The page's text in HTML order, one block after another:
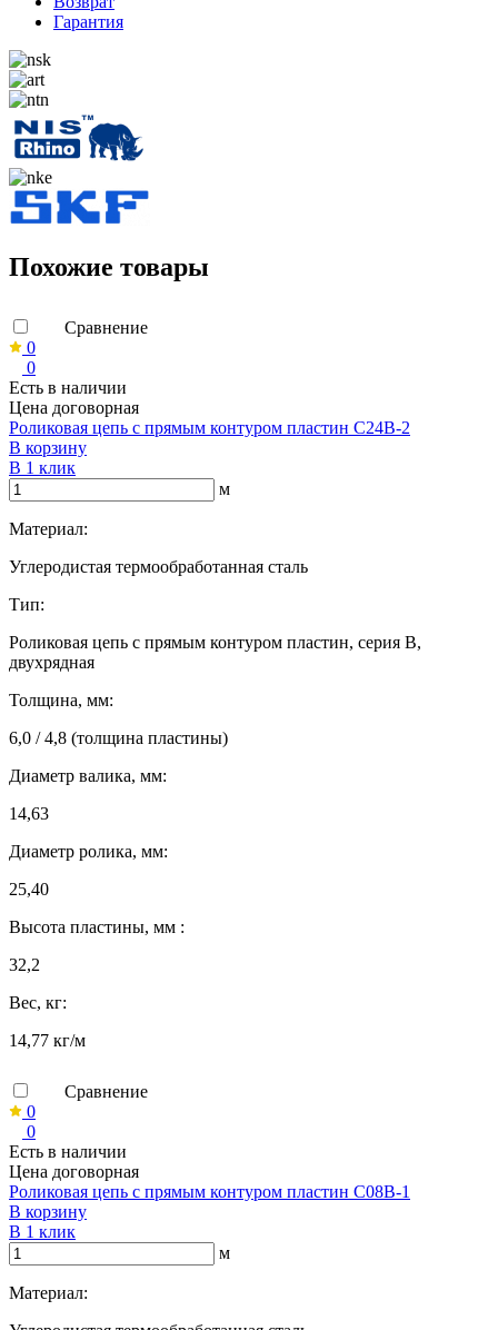
Гарантия
Похожие товары
Сравнение
0
0
Есть в наличии
Цена договорная
Роликовая цепь с прямым контуром пластин C24B-2
В корзину
В 1 клик
м
Материал:
Углеродистая термообработанная сталь
Тип:
Роликовая цепь с прямым контуром пластин, серия B,
двухрядная
Толщина, мм:
6,0 / 4,8 (толщина пластины)
Диаметр валика, мм:
14,63
Диаметр ролика, мм:
25,40
Высота пластины, мм :
32,2
Вес, кг:
14,77 кг/м
Сравнение
0
0
Есть в наличии
Цена договорная
Роликовая цепь с прямым контуром пластин C08B-1
В корзину
В 1 клик
м
Материал: